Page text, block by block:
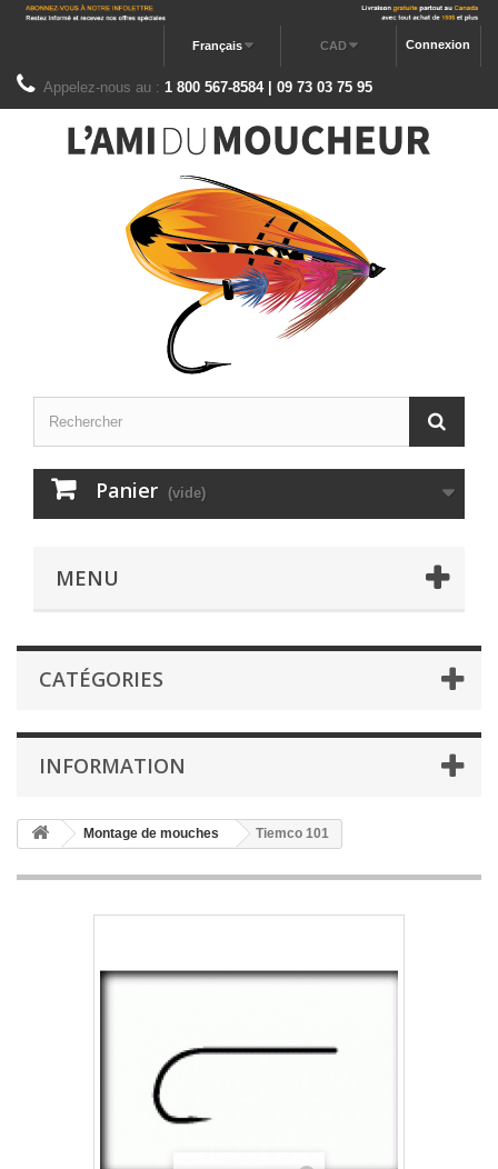
Connexion
CAD
Français
Appelez-nous au : 1 800 567-8584 | 09 73 03 75 95
Panier (vide)
MENU
CATÉGORIES
INFORMATION
Montage de mouches Tiemco 101